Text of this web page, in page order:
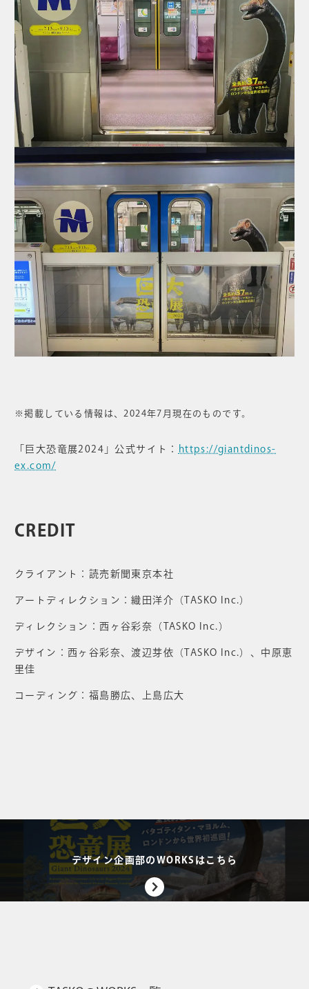
※掲載している情報は、2024年7月現在のものです。
「巨大恐竜展2024」公式サイト：
https://giantdinos-
ex.com/
CREDIT
クライアント：読売新聞東京本社
アートディレクション：織田洋介（TASKO Inc.）
ディレクション：西ヶ谷彩奈（TASKO Inc.）
デザイン：西ヶ谷彩奈、渡辺芽依（TASKO Inc.）、中原恵
里佳
コーディング：福島勝広、上島広大
デザイン企画部のWORKSはこちら